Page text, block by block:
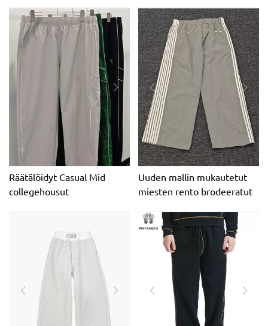
lenkkeilyhousut
harjoitteluun ja vapaa-
aikaan
raskaat lenkkeilyhousut
Oversized Print Wide
Joggers
kiristysnauhahousut
Räätälöidyt Casual Mid
collegehousut
Fleece Sisällä
Puuvillaneulottu Track
Jogger -housut miehille
Uuden mallin mukautetut
miesten rento brodeeratut
ranskalaiset
froteepuuvillaiset
keskipainoiset unisex-
swetarihousut